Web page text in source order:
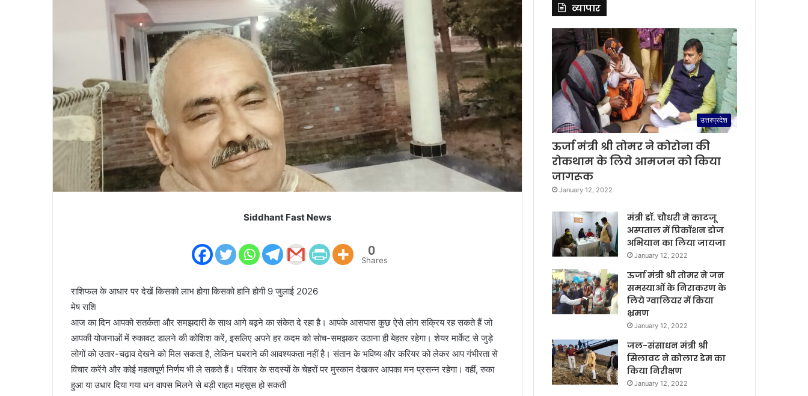
Siddhant Fast News
0
Shares
राशिफल के आधार पर देखें किसको लाभ होगा किसको हानि होगी 9 जुलाई 2026
मेष राशि
आज का दिन आपको सतर्कता और समझदारी के साथ आगे बढ़ने का संकेत दे रहा है। आपके आसपास कुछ ऐसे लोग सक्रिय रह सकते हैं जो
आपकी योजनाओं में रुकावट डालने की कोशिश करें, इसलिए अपने हर कदम को सोच-समझकर उठाना ही बेहतर रहेगा। शेयर मार्केट से जुड़े
लोगों को उतार-चढ़ाव देखने को मिल सकता है, लेकिन घबराने की आवश्यकता नहीं है। संतान के भविष्य और करियर को लेकर आप गंभीरता से
विचार करेंगे और कोई महत्वपूर्ण निर्णय भी ले सकते हैं। परिवार के सदस्यों के चेहरों पर मुस्कान देखकर आपका मन प्रसन्न रहेगा। वहीं, रुका
हुआ या उधार दिया गया धन वापस मिलने से बड़ी राहत महसूस हो सकती
व्यापार
उत्तरप्रदेश
ऊर्जा मंत्री श्री तोमर ने कोरोना की
रोकथाम के लिये आमजन को किया
जागरूक
January 12, 2022
मंत्री डॉ. चौधरी ने काटजू
अस्पताल में प्रिकॉशन डोज
अभियान का लिया जायजा
January 12, 2022
ऊर्जा मंत्री श्री तोमर ने जन
समस्याओं के निराकरण के
लिये ग्वालियर में किया
भ्रमण
January 12, 2022
जल-संसाधन मंत्री श्री
सिलावट ने कोलार डेम का
किया निरीक्षण
January 12, 2022